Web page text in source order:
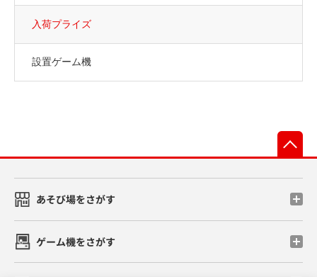
入荷プライズ
設置ゲーム機
あそび場をさがす
ゲーム機をさがす